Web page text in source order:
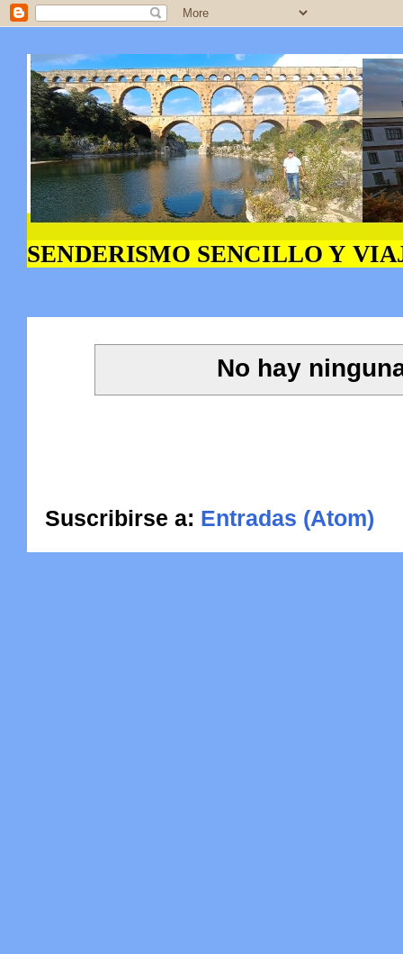
No hay
Suscribirse a: Entradas (Atom)